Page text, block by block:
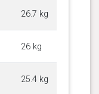
26.7 kg
26 kg
25.4 kg